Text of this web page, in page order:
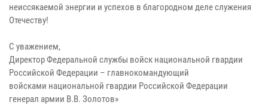
неиссякаемой энергии и успехов в благородном деле служения
Отечеству!
С уважением,
Директор Федеральной службы войск национальной гвардии
Российской Федерации – главнокомандующий
войсками национальной гвардии Российской Федерации
генерал армии В.В. Золотов»